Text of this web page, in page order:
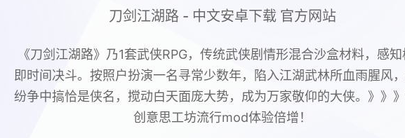
刀剑江湖路 - 中文安卓下载 官方网站
《刀剑江湖路》乃1套武侠RPG，传统武侠剧情形混合沙盒材料，感知
即时间决斗。按照户扮演一名寻常少数年，陷入江湖武林所血雨腥风
纷争中搞恰是侠名，搅动白天面庞大势，成为万家敬仰的大侠。》》
创意思工坊流行mod体验倍增！